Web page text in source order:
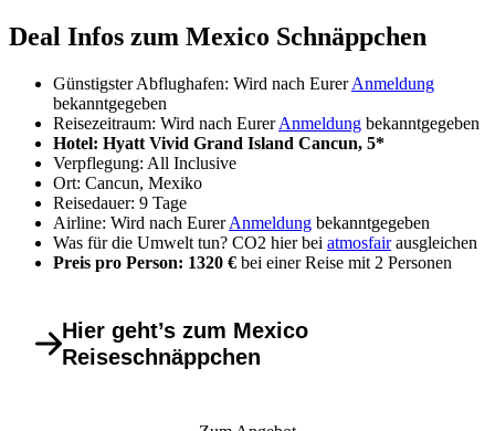
Deal Infos zum Mexico Schnäppchen
Günstigster Abflughafen: Wird nach EurerAnmeldung
bekanntgegeben
Reisezeitraum: Wird nach EurerAnmeldung bekanntgegeben
Hotel: Hyatt Vivid Grand Island Cancun, 5*
Verpflegung: All Inclusive
Ort: Cancun, Mexiko
Reisedauer: 9 Tage
Airline: Wird nach EurerAnmeldung bekanntgegeben
Was für die Umwelt tun? CO2 hier bei atmosfairausgleichen
Preis pro Person: 1320 € bei einer Reise mit 2 Personen
Hier geht’s zum Mexico
Reiseschnäppchen